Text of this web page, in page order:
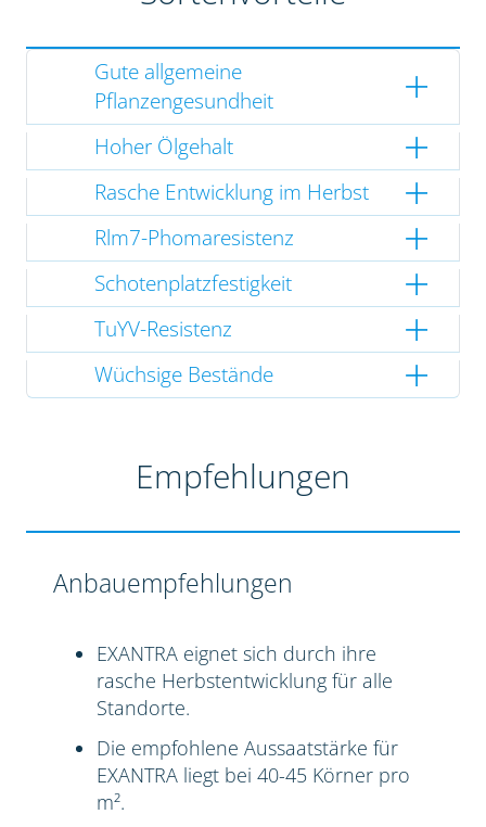
Gute allgemeine
Pflanzengesundheit
Hoher Ölgehalt
Rasche Entwicklung im Herbst
Rlm7-Phomaresistenz
Schotenplatzfestigkeit
TuYV-Resistenz
Wüchsige Bestände
Empfehlungen
Anbauempfehlungen
EXANTRA eignet sich durch ihre
rasche Herbstentwicklung für alle
Standorte.
Die empfohlene Aussaatstärke für
EXANTRA liegt bei 40-45 Körner pro
m².